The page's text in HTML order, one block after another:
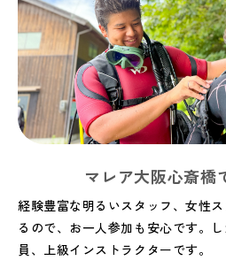
マレア大阪心斎橋
経験豊富な明るいスタッフ、女性
るので、お一人参加も安心です。
員、上級インストラクターです。